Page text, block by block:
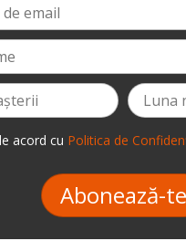
acord cu Politica de
Abonează-te